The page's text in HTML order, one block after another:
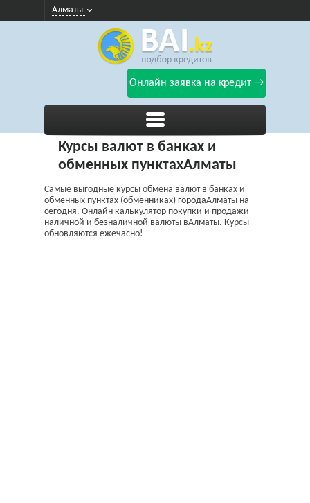
Алматы
Онлайн заявка на кредит →
Курсы валют в банках и
обменных пунктахАлматы
Самые выгодные курсы обмена валют в банках и
обменных пунктах (обменниках) городаАлматы на
сегодня. Онлайн калькулятор покупки и продажи
наличной и безналичной валюты вАлматы. Курсы
обновляются ежечасно!